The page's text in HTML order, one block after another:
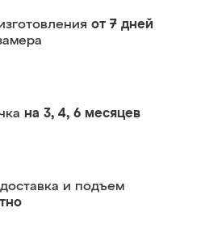
от 7 дней
на 3, 4, 6 месяцев
доставка и подъем